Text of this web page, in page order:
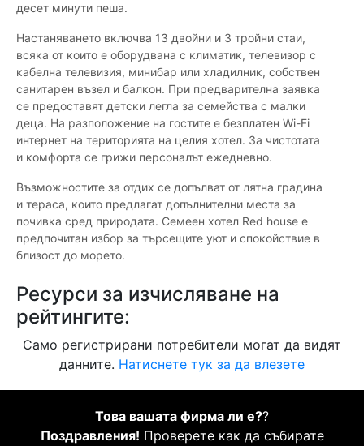
десет минути пеша.
Настаняването включва 13 двойни и 3 тройни стаи,
всяка от които е оборудвана с климатик, телевизор с
кабелна телевизия, минибар или хладилник, собствен
санитарен възел и балкон. При предварителна заявка
се предоставят детски легла за семейства с малки
деца. На разположение на гостите е безплатен Wi-Fi
интернет на територията на целия хотел. За чистотата
и комфорта се грижи персоналът ежедневно.
Възможностите за отдих се допълват от лятна градина
и тераса, които предлагат допълнителни места за
почивка сред природата. Семеен хотел Red house е
предпочитан избор за търсещите уют и спокойствие в
близост до морето.
Ресурси за изчисляване на
рейтингите:
Само регистрирани потребители могат да видят
данните. Натиснете тук за да влезете
Това вашата фирма ли е??
Поздравления! Проверете как да събирате